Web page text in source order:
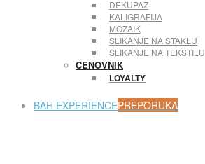
DEKUPAŽ
KALIGRAFIJA
MOZAIK
SLIKANJE NA STAKLU
SLIKANJE NA TEKSTILU
CENOVNIK
LOYALTY
BAH EXPERIENCEPREPORUKA